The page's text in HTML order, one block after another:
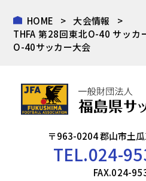
HOME
大会情報
THFA 第28回東北O-40 サッカ
O-40サッカー大会
〒963-0204 郡山市土
TEL.024-
FAX.024-